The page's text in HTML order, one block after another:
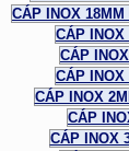
CÁP INOX
CÁP INOX
CÁP
CÁP INOX
CÁP INOX
CÁP
CÁP INOX